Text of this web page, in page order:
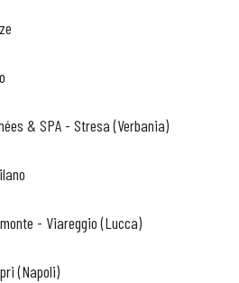
& SPA - Stresa (Verbania)
- Viareggio (Lucca)
(Napoli)